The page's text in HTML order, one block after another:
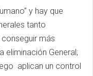
y hay que
tanto
más
eliminación General;
aplican un control